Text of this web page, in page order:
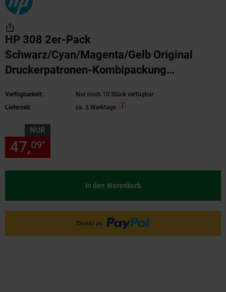
HP 308 2er-Pack
Schwarz/Cyan/Magenta/Gelb Original
Druckerpatronen-Kombipackung
6120, 6130, 6520, 6530 Serie)
Verfügbarkeit:
Nur noch 10 Stück verfügbar
Lieferzeit:
ca. 5 Werktage
NUR
47,09*
In den Warenkorb